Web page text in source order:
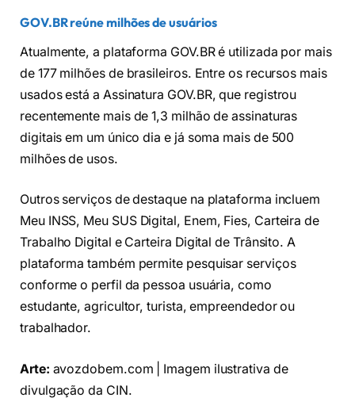
GOV.BR reúne milhões de usuários
Atualmente, a plataforma GOV.BR é utilizada por mais
de 177 milhões de brasileiros. Entre os recursos mais
usados está a Assinatura GOV.BR, que registrou
recentemente mais de 1,3 milhão de assinaturas
digitais em um único dia e já soma mais de 500
milhões de usos.
Outros serviços de destaque na plataforma incluem
Meu INSS, Meu SUS Digital, Enem, Fies, Carteira de
Trabalho Digital e Carteira Digital de Trânsito. A
plataforma também permite pesquisar serviços
conforme o perfil da pessoa usuária, como
estudante, agricultor, turista, empreendedor ou
trabalhador.
Arte: avozdobem.com | Imagem ilustrativa de
divulgação da CIN.